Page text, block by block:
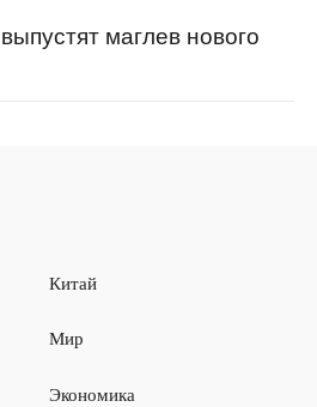
маглев нового
Китай
Мир
Экономика